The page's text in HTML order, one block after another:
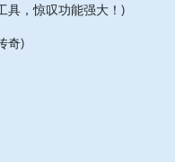
具，惊叹功能强大！)
奇)